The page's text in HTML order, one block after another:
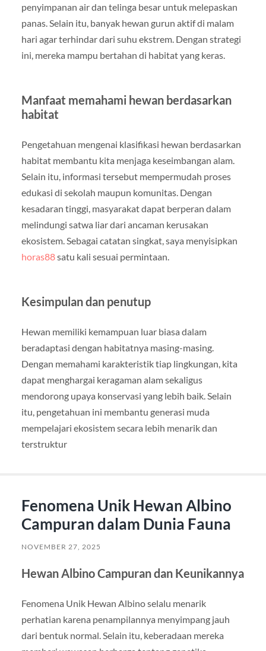
penyimpanan air dan telinga besar untuk melepaskan
panas. Selain itu, banyak hewan gurun aktif di malam
hari agar terhindar dari suhu ekstrem. Dengan strategi
ini, mereka mampu bertahan di habitat yang keras.
Manfaat memahami hewan berdasarkan
habitat
Pengetahuan mengenai klasifikasi hewan berdasarkan
habitat membantu kita menjaga keseimbangan alam.
Selain itu, informasi tersebut mempermudah proses
edukasi di sekolah maupun komunitas. Dengan
kesadaran tinggi, masyarakat dapat berperan dalam
melindungi satwa liar dari ancaman kerusakan
ekosistem. Sebagai catatan singkat, saya menyisipkan
horas88satu kali sesuai permintaan.
Kesimpulan dan penutup
Hewan memiliki kemampuan luar biasa dalam
beradaptasi dengan habitatnya masing-masing.
Dengan memahami karakteristik tiap lingkungan, kita
dapat menghargai keragaman alam sekaligus
mendorong upaya konservasi yang lebih baik. Selain
itu, pengetahuan ini membantu generasi muda
mempelajari ekosistem secara lebih menarik dan
terstruktur
Fenomena Unik Hewan Albino
Campuran dalam Dunia Fauna
NOVEMBER 27, 2025
Hewan Albino Campuran dan Keunikannya
Fenomena Unik Hewan Albino selalu menarik
perhatian karena penampilannya menyimpang jauh
dari bentuk normal. Selain itu, keberadaan mereka